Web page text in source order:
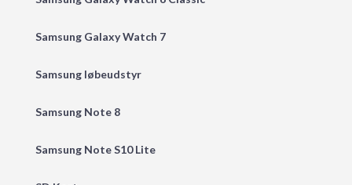
Samsung Galaxy Watch 7
Samsung løbeudstyr
Samsung Note 8
Samsung Note S10 Lite